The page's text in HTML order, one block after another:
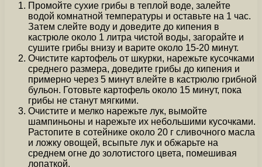
Промойте сухие грибы в теплой воде, залейте
водой комнатной температуры и оставьте на 1 час.
Затем слейте воду и доведите до кипения в
кастрюле около 1 литра чистой воды, загорайте и
сушите грибы внизу и варите около 15-20 минут.
Очистите картофель от шкурки, нарежьте кусочками
среднего размера, доведите грибы до кипения и
примерно через 5 минут влейте в кастрюлю грибной
бульон. Готовьте картофель около 15 минут, пока
грибы не станут мягкими.
Очистите и мелко нарежьте лук, вымойте
шампиньоны и нарежьте их небольшими кусочками.
Растопите в сотейнике около 20 г сливочного масла
и ложку овощей, всыпьте лук и обжарьте на
среднем огне до золотистого цвета, помешивая
лопаткой.